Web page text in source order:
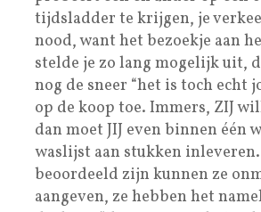
tijdsladder te krijgen, je
nood, want het bezoekje aan
stelde je zo lang mogelijk uit,
nog de sneer “het is toch echt
op de koop toe. Immers, ZIJ
dan moet JIJ even binnen één
waslijst aan stukken
beoordeeld zijn kunnen ze
aangeven, ze hebben het